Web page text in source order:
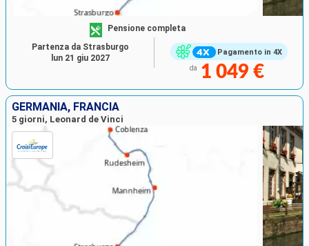
Pagamento in 4X
Pensione completa
da 1 049 €
Partenza da Strasburgo
lun 21 giu 2027
GERMANIA, FRANCIA
5 giorni, Leonard de Vinci